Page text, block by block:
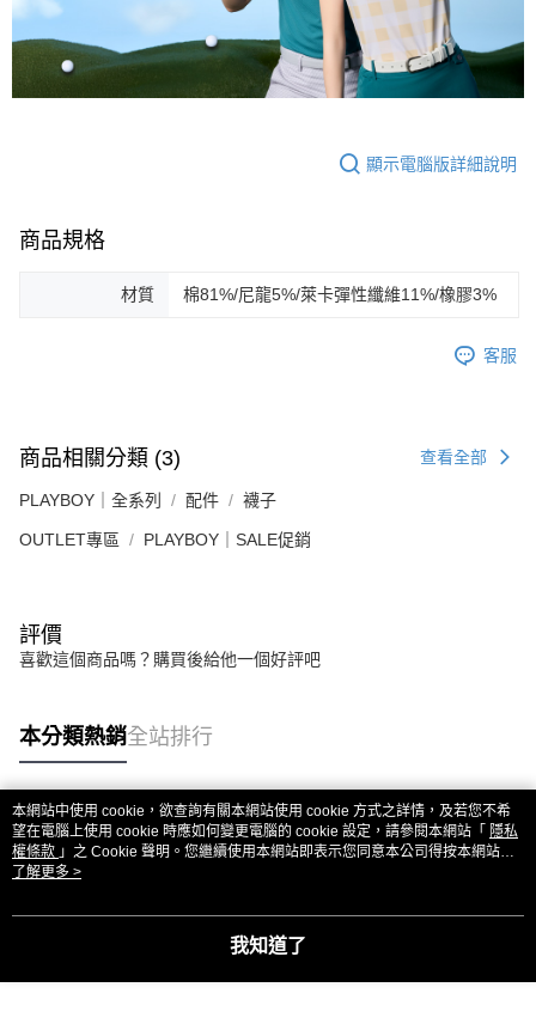
顯示電腦版詳細說明
商品規格
材質 棉81%/尼龍5%/萊卡彈性纖維11%/橡膠3%
客服
商品相關分類 (3) 查看全部
PLAYBOY｜全系列 配件 襪子
OUTLET專區 PLAYBOY｜SALE促銷
評價
喜歡這個商品嗎？購買後給他一個好評吧
本分類熱銷全站排行
熱門標籤
本網站中使用 cookie，欲查詢有關本網站使用 cookie 方式之詳情，及若您不希
望在電腦上使用 cookie 時應如何變更電腦的 cookie 設定，請參閱本網站「 隱私
權條款 」之 Cookie 聲明。您繼續使用本網站即表示您同意本公司得按本網站使
用條款之 Cookie 聲明使用 cookie。
了解更多 >
我知道了